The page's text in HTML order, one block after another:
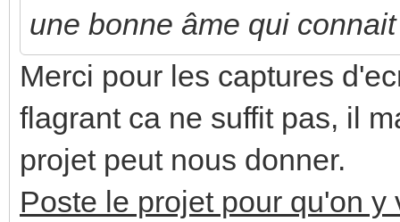
une bonne âme qui
Merci pour les captures
flagrant ca ne suffit pas, il
projet peut nous donner.
Poste le projet pour qu'on y